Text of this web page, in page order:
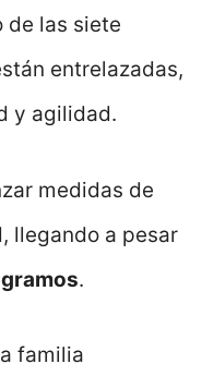
de las siete
entrelazadas,
y agilidad.
medidas de
llegando a pesar
.
familia